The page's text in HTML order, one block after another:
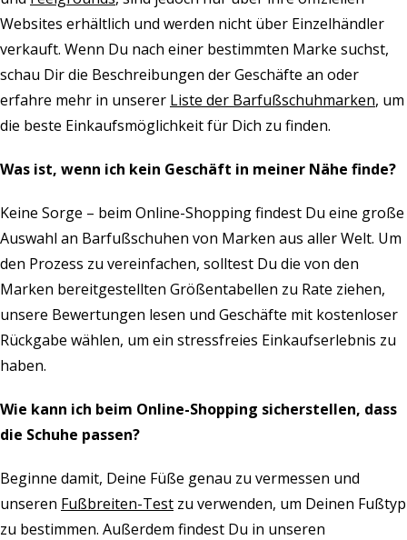
Websites erhältlich und werden nicht über Einzelhändler
verkauft. Wenn Du nach einer bestimmten Marke suchst,
schau Dir die Beschreibungen der Geschäfte an oder
erfahre mehr in unserer Liste der Barfußschuhmarken, um
die beste Einkaufsmöglichkeit für Dich zu finden.
Was ist, wenn ich kein Geschäft in meiner Nähe finde?
Keine Sorge – beim Online-Shopping findest Du eine große
Auswahl an Barfußschuhen von Marken aus aller Welt. Um
den Prozess zu vereinfachen, solltest Du die von den
Marken bereitgestellten Größentabellen zu Rate ziehen,
unsere Bewertungen lesen und Geschäfte mit kostenloser
Rückgabe wählen, um ein stressfreies Einkaufserlebnis zu
haben.
Wie kann ich beim Online-Shopping sicherstellen, dass
die Schuhe passen?
Beginne damit, Deine Füße genau zu vermessen und
unseren Fußbreiten-Test zu verwenden, um Deinen Fußtyp
zu bestimmen. Außerdem findest Du in unseren